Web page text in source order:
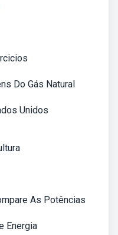
Do Gás Natural
Unidos
As Potências
Energia